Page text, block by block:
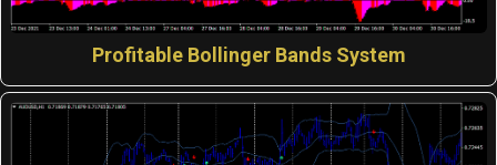
Profitable Bollinger Bands System